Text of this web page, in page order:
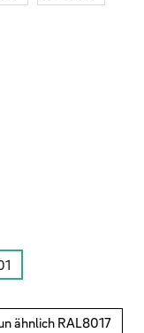
ähnlich RAL8017